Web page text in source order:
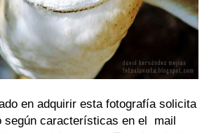
en adquirir esta fotografía solicita
según características en el
mail